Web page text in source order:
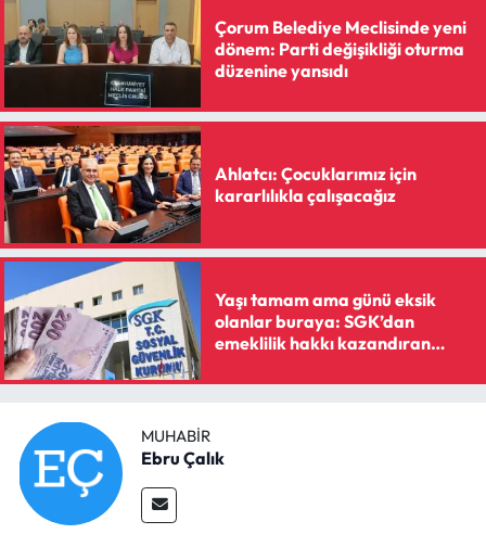
Çorum Belediye Meclisinde yeni
dönem: Parti değişikliği oturma
düzenine yansıdı
Ahlatcı: Çocuklarımız için
kararlılıkla çalışacağız
Yaşı tamam ama günü eksik
olanlar buraya: SGK’dan
emeklilik hakkı kazandıran
MUHABIR
Ebru Çalık